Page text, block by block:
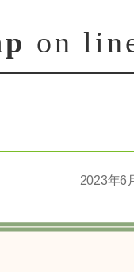
on
Post
2023年6